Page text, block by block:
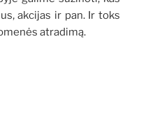
akcijas ir pan. Ir toks
atradimą.